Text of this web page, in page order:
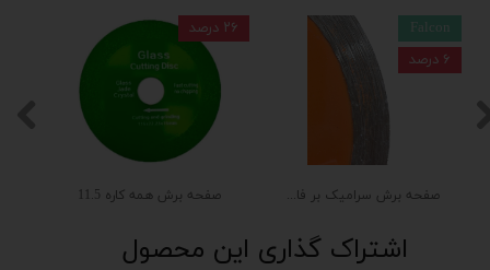
صفحه برش همه كاره 11.5
۲۶ درصد
صفحه برش سرامیک بر فالکون ۱۱.۵
Falcon
۶ درصد
اشتراک گذاری این محصول